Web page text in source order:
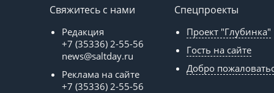
Свяжитесь с нами
Редакция
+7 (35336) 2-55-56
news@saltday.ru
Реклама на сайте
+7 (35336) 2-55-56
Спецпроекты
Проект "Глубинка"
Гость на сайте
Добро